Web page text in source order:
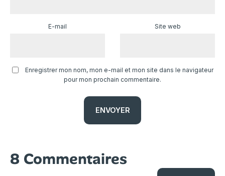
E-mail Site web
Enregistrer mon nom, mon e-mail et mon site dans le navigateur
pour mon prochain commentaire.
8 Commentaires